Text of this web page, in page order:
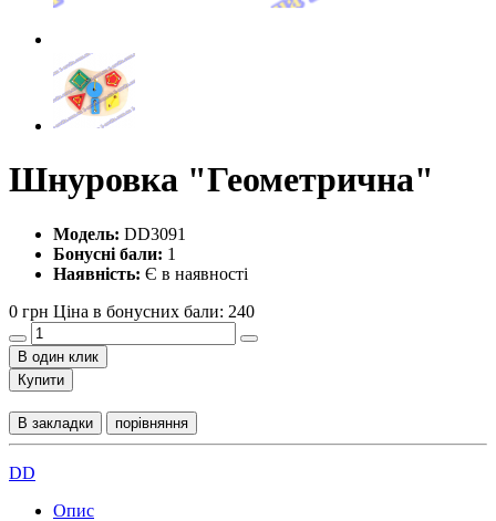
Шнуровка "Геометрична"
Модель: DD3091
Бонусні бали: 1
Наявність: Є в наявності
0 грн Ціна в бонусних бали: 240
В один клик
Купити
В закладки порівняння
DD
Опис